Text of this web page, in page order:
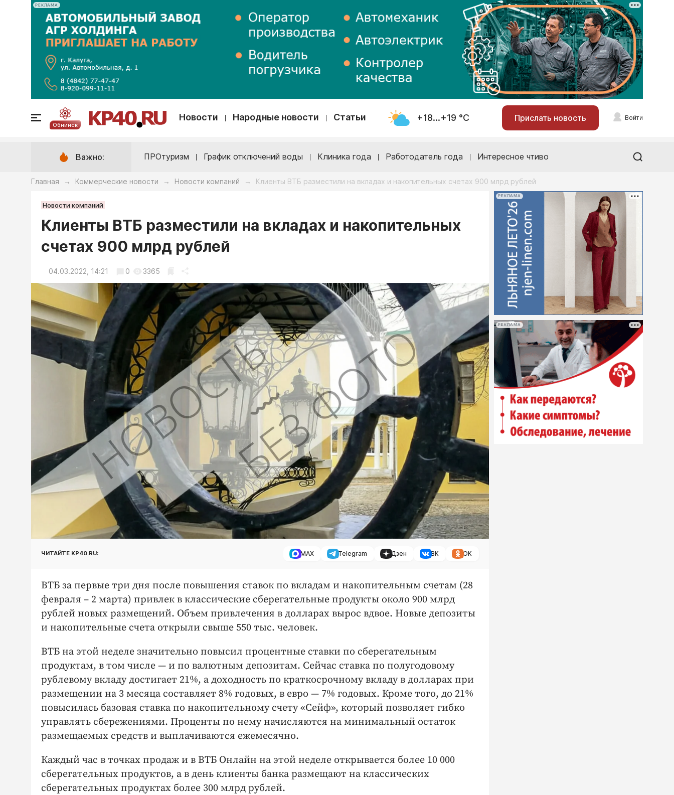
РЕКЛАМА
Обнинск
Новости Народные новости Статьи +18...+19 °С Прислать новость Войти
Важно: ПРОтуризм График отключений воды Клиника года Работодатель года Интересное чтиво
Главная → Коммерческие новости → Новости компаний → Клиенты ВТБ разместили на вкладах и накопительных счетах 900 млрд рублей
Новости компаний
Клиенты ВТБ разместили на вкладах и накопительных
счетах 900 млрд рублей
04.03.2022, 14:21 0 3365
ЧИТАЙТЕ KP40.RU: MAX Telegram Дзен ВК ОК
ВТБ за первые три дня после повышения ставок по вкладам и накопительным счетам (28
февраля – 2 марта) привлек в классические сберегательные продукты около 900 млрд
рублей новых размещений. Объем привлечения в долларах вырос вдвое. Новые депозиты
и накопительные счета открыли свыше 550 тыс. человек.
ВТБ на этой неделе значительно повысил процентные ставки по сберегательным
продуктам, в том числе — и по валютным депозитам. Сейчас ставка по полугодовому
рублевому вкладу достигает 21%, а доходность по краткосрочному вкладу в долларах при
размещении на 3 месяца составляет 8% годовых, в евро — 7% годовых. Кроме того, до 21%
повысилась базовая ставка по накопительному счету «Сейф», который позволяет гибко
управлять сбережениями. Проценты по нему начисляются на минимальный остаток
размещаемых средств и выплачиваются ежемесячно.
Каждый час в точках продаж и в ВТБ Онлайн на этой неделе открывается более 10 000
сберегательных продуктов, а в день клиенты банка размещают на классических
сберегательных продуктах более 300 млрд рублей.
РЕКЛАМА
РЕКЛАМА